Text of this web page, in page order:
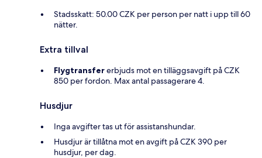
Stadsskatt: 50.00 CZK per person per natt i upp till 60
nätter.
Extra tillval
Flygtransfererbjuds mot en tilläggsavgift på CZK
850 per fordon. Max antal passagerare 4.
Husdjur
Inga avgifter tas ut för assistanshundar.
Husdjur är tillåtna mot en avgift på CZK 390 per
husdjur, per dag.